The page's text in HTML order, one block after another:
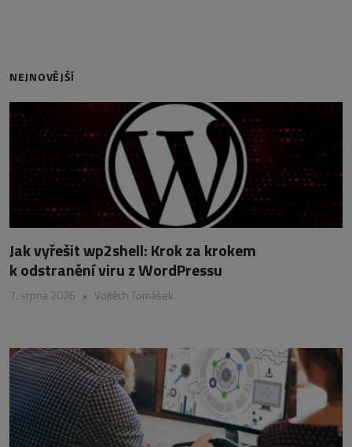
NEJNOVĚJŠÍ
Jak vyřešit wp2shell: Krok za krokem
k odstranění viru z WordPressu
7. srpna 2026 • Vojtěch Tomášek